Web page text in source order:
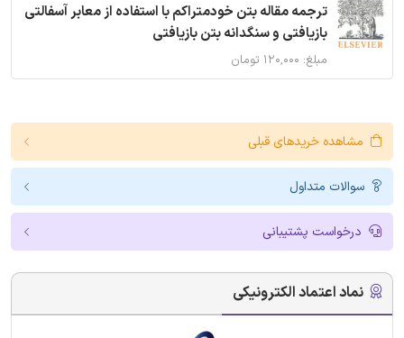
ترجمه مقاله بتن خودمتراکم با استفاده از معابر آسفالتی
بازیافتی و سنگدانه بتن بازیافتی
مبلغ: ۱۲۰,۰۰۰ تومان
مشاهده خریدهای قبلی
سوالات متداول
درخواست پشتیبانی
نماد اعتماد الکترونیکی